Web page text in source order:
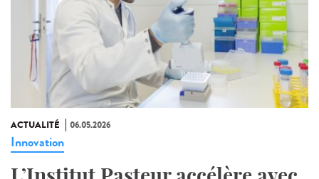
ACTUALITÉ 06.05.2026
Innovation